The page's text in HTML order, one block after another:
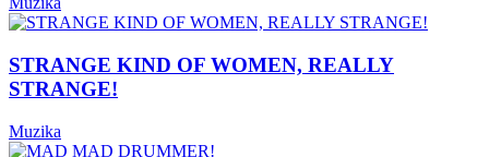
STRANGE KIND OF WOMEN, REALLY
STRANGE!
Muzika